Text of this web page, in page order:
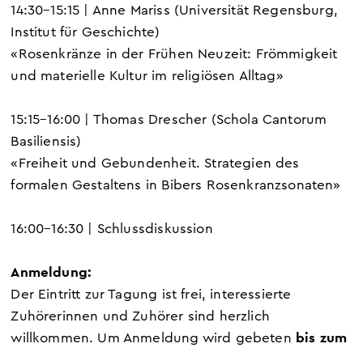
14:30–15:15 | Anne Mariss (Universität Regensburg,
Institut für Geschichte)
«Rosenkränze in der Frühen Neuzeit: Frömmigkeit
und materielle Kultur im religiösen Alltag»
15:15–16:00 | Thomas Drescher (Schola Cantorum
Basiliensis)
«Freiheit und Gebundenheit. Strategien des
formalen Gestaltens in Bibers Rosenkranzsonaten»
16:00–16:30 | Schlussdiskussion
Anmeldung:
Der Eintritt zur Tagung ist frei, interessierte
Zuhörerinnen und Zuhörer sind herzlich
willkommen. Um Anmeldung wird gebeten bis zum